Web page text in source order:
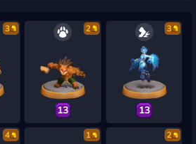
3 2
13
3
13
4 1 2